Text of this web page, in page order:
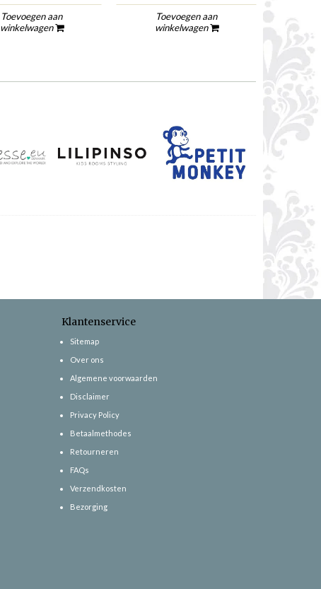
Toevoegen aan
winkelwagen
Toevoegen aan
winkelwagen
Klantenservice
Sitemap
Over ons
Algemene voorwaarden
Disclaimer
Privacy Policy
Betaalmethodes
Retourneren
FAQs
Verzendkosten
Bezorging